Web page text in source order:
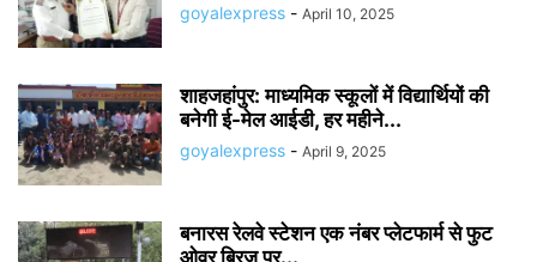
goyalexpress - April 10, 2025
शाहजहांपुर: माध्यमिक स्कूलाें में विद्यार्थियों की
बनेगी ई-मेल आईडी, हर महीने...
goyalexpress - April 9, 2025
बनारस रेलवे स्टेशन एक नंबर प्लेटफार्म से फुट
ओवर ब्रिज पर...